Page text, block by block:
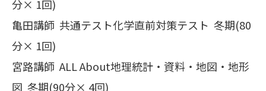
分× 1回)
亀田講師 共通テスト化学直前対策テスト 冬期(80
分× 1回)
宮路講師 ALL About地理統計・資料・地図・地形
図 冬期(90分× 4回)